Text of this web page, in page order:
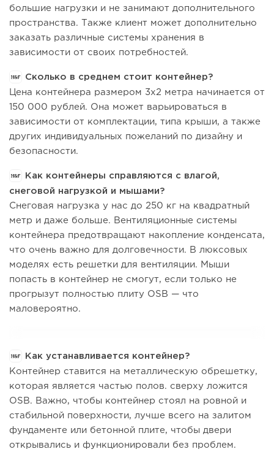
большие нагрузки и не занимают дополнительного
пространства. Также клиент может дополнительно
заказать различные системы хранения в
зависимости от своих потребностей.
Сколько в среднем стоит контейнер?
Цена контейнера размером 3х2 метра начинается от
150 000 рублей. Она может варьироваться в
зависимости от комплектации, типа крыши, а также
других индивидуальных пожеланий по дизайну и
безопасности.
Как контейнеры справляются с влагой,
снеговой нагрузкой и мышами?
Снеговая нагрузка у нас до 250 кг на квадратный
метр и даже больше. Вентиляционные системы
контейнера предотвращают накопление конденсата,
что очень важно для долговечности. В люксовых
моделях есть решетки для вентиляции. Мыши
попасть в контейнер не смогут, если только не
прогрызут полностью плиту OSB — что
маловероятно.
Как устанавливается контейнер?
Контейнер ставится на металлическую обрешетку,
которая является частью полов. сверху ложится
OSB. Важно, чтобы контейнер стоял на ровной и
стабильной поверхности, лучше всего на залитом
фундаменте или бетонной плите, чтобы двери
открывались и функционировали без проблем.